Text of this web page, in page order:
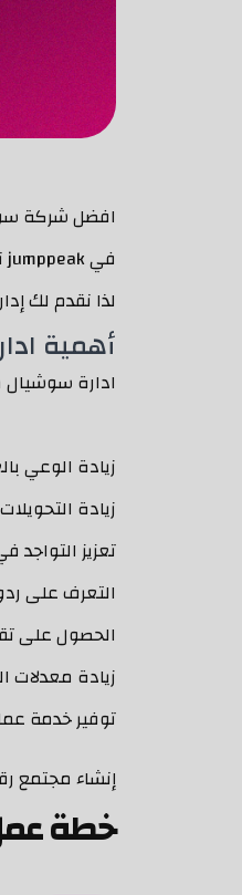
افضل شركة
في jumppeak ندرك أهمية السوشيال ميديا التي يستخدمها أكثر من 8 مليارات مستخدم حول العالم كنافذة أساسية للتواصل مع جمهورك.
لذا نقدم لك
أهمية
ادارة سوشيال
زيادة الوعي
زيادة
تعزيز
التعرف على
الحصول على
زيادة معدلات
توفير خدمة
إنشاء مجتمع
خطة